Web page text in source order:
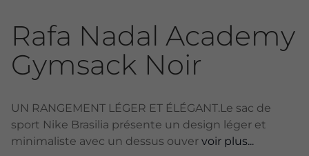
Rafa Nadal Academy
Gymsack Noir
UN RANGEMENT LÉGER ET ÉLÉGANT.Le sac de
sport Nike Brasilia présente un design léger et
minimaliste avec un dessus ouver voir plus...